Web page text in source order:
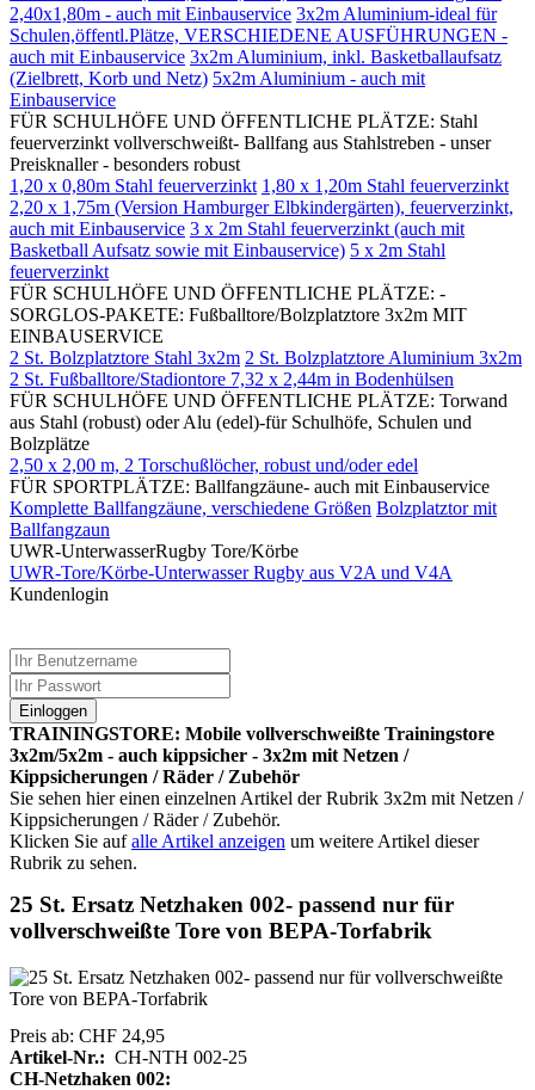
2,40x1,80m - auch mit Einbauservice 3x2m Aluminium-ideal für
Schulen,öffentl.Plätze, VERSCHIEDENE AUSFÜHRUNGEN -
auch mit Einbauservice 3x2m Aluminium, inkl. Basketballaufsatz
(Zielbrett, Korb und Netz) 5x2m Aluminium - auch mit
Einbauservice
FÜR SCHULHÖFE UND ÖFFENTLICHE PLÄTZE: Stahl
feuerverzinkt vollverschweißt- Ballfang aus Stahlstreben - unser
Preisknaller - besonders robust
1,20 x 0,80m Stahl feuerverzinkt 1,80 x 1,20m Stahl feuerverzinkt
2,20 x 1,75m (Version Hamburger Elbkindergärten), feuerverzinkt,
auch mit Einbauservice 3 x 2m Stahl feuerverzinkt (auch mit
Basketball Aufsatz sowie mit Einbauservice) 5 x 2m Stahl
feuerverzinkt
FÜR SCHULHÖFE UND ÖFFENTLICHE PLÄTZE: -
SORGLOS-PAKETE: Fußballtore/Bolzplatztore 3x2m MIT
EINBAUSERVICE
2 St. Bolzplatztore Stahl 3x2m 2 St. Bolzplatztore Aluminium 3x2m
2 St. Fußballtore/Stadiontore 7,32 x 2,44m in Bodenhülsen
FÜR SCHULHÖFE UND ÖFFENTLICHE PLÄTZE: Torwand
aus Stahl (robust) oder Alu (edel)-für Schulhöfe, Schulen und
Bolzplätze
2,50 x 2,00 m, 2 Torschußlöcher, robust und/oder edel
FÜR SPORTPLÄTZE: Ballfangzäune- auch mit Einbauservice
Komplette Ballfangzäune, verschiedene Größen Bolzplatztor mit
Ballfangzaun
UWR-UnterwasserRugby Tore/Körbe
UWR-Tore/Körbe-Unterwasser Rugby aus V2A und V4A
Kundenlogin
Einloggen
TRAININGSTORE: Mobile vollverschweißte Trainingstore
3x2m/5x2m - auch kippsicher - 3x2m mit Netzen /
Kippsicherungen / Räder / Zubehör
Sie sehen hier einen einzelnen Artikel der Rubrik 3x2m mit Netzen /
Kippsicherungen / Räder / Zubehör.
Klicken Sie aufalle Artikel anzeigen um weitere Artikel dieser
Rubrik zu sehen.
25 St. Ersatz Netzhaken 002- passend nur für
vollverschweißte Tore von BEPA-Torfabrik
Preis ab: CHF 24,95
Artikel-Nr.: CH-NTH 002-25
CH-Netzhaken 002: